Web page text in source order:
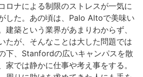
ロナによる制限のストレスが一気に
した。あの頃は、Palo Altoで美味い
建築という業界があまりわからず、
たが、そんなことは大した問題では
下、Stanfordの広いキャンパスを散
家では静かに仕事や考え事をする。